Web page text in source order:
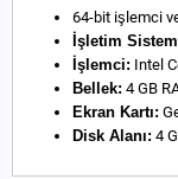
64-bit işlemci
İşletim
İşlemci: Intel
Bellek: 4 GB
Ekran Kartı:
Disk Alanı: 4